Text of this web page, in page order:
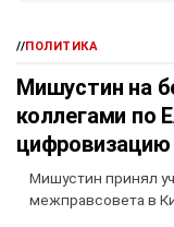
//ПОЛИТИКА
Мишустин на
коллегами по
Мишустин принял
межправсовета в